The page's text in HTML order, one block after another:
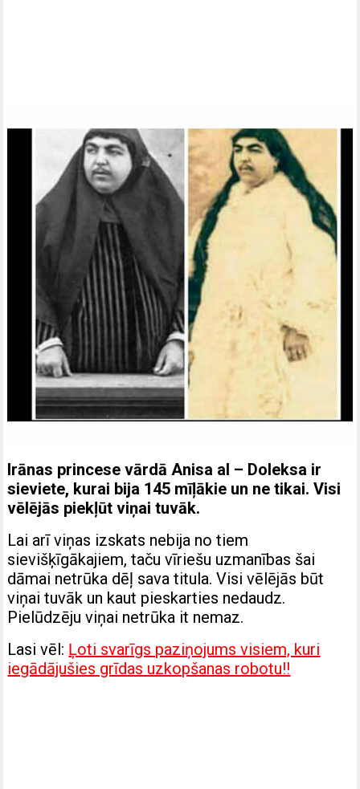
Irānas princese vārdā Anisa al – Doleksa ir
sieviete, kurai bija 145 mīļākie un ne tikai. Visi
vēlējās piekļūt viņai tuvāk.
Lai arī viņas izskats nebija no tiem
sievišķīgākajiem, taču vīriešu uzmanības šai
dāmai netrūka dēļ sava titula. Visi vēlējās būt
viņai tuvāk un kaut pieskarties nedaudz.
Pielūdzēju viņai netrūka it nemaz.
Lasi vēl: Ļoti svarīgs paziņojums visiem, kuri
iegādājušies grīdas uzkopšanas robotu!!